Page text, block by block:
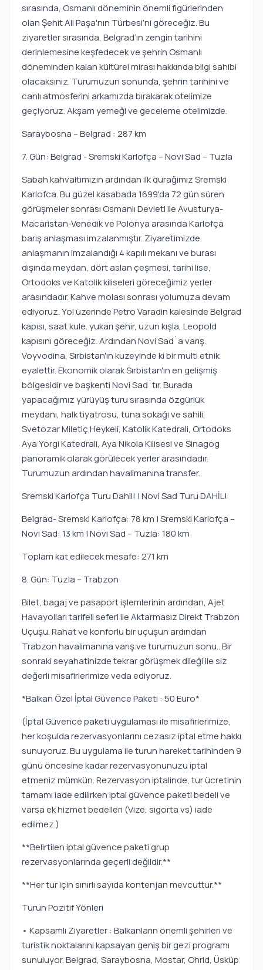
sırasında, Osmanlı döneminin önemli figürlerinden
olan Şehit Ali Paşa'nın Türbesi'ni göreceğiz. Bu
ziyaretler sırasında, Belgrad’ın zengin tarihini
derinlemesine keşfedecek ve şehrin Osmanlı
döneminden kalan kültürel mirası hakkında bilgi sahibi
olacaksınız. Turumuzun sonunda, şehrin tarihini ve
canlı atmosferini arkamızda bırakarak otelimize
geçiyoruz. Akşam yemeği ve geceleme otelimizde.
Saraybosna – Belgrad : 287 km
7. Gün: Belgrad - Sremski Karlofça – Novi Sad – Tuzla
Sabah kahvaltımızın ardından ilk durağımız Sremski
Karlofca. Bu güzel kasabada 1699'da 72 gün süren
görüşmeler sonrası Osmanlı Devleti ile Avusturya-
Macaristan-Venedik ve Polonya arasında Karlofça
barış anlaşması imzalanmıştır. Ziyaretimizde
anlaşmanın imzalandığı 4 kapılı mekanı ve burası
dışında meydan, dört aslan çeşmesi, tarihi lise,
Ortodoks ve Katolik kiliseleri göreceğimiz yerler
arasındadır. Kahve molası sonrası yolumuza devam
ediyoruz. Yol üzerinde Petro Varadin kalesinde Belgrad
kapısı, saat kule. yukarı şehir, uzun kışla, Leopold
kapısını göreceğiz. Ardından Novi Sad`a varış.
Voyvodina, Sırbistan'ın kuzeyinde ki bir multi etnik
eyalettir. Ekonomik olarak Sırbistan'ın en gelişmiş
bölgesidir ve başkenti Novi Sad`tır. Burada
yapacağımız yürüyüş turu sırasında özgürlük
meydanı, halk tiyatrosu, tuna sokağı ve sahili,
Svetozar Miletiç Heykeli, Katolik Katedrali, Ortodoks
Aya Yorgi Katedrali, Aya Nikola Kilisesi ve Sinagog
panoramik olarak görülecek yerler arasındadır.
Turumuzun ardından havalimanına transfer.
Sremski Karlofça Turu Dahil! | Novi Sad Turu DAHİL!
Belgrad- Sremski Karlofça: 78 km | Sremski Karlofça –
Novi Sad: 13 km | Novi Sad – Tuzla: 180 km
Toplam kat edilecek mesafe: 271 km
8. Gün: Tuzla – Trabzon
Bilet, bagaj ve pasaport işlemlerinin ardından, Ajet
Havayolları tarifeli seferi ile Aktarmasız Direkt Trabzon
Uçuşu. Rahat ve konforlu bir uçuşun ardından
Trabzon havalimanına varış ve turumuzun sonu.. Bir
sonraki seyahatinizde tekrar görüşmek dileği ile siz
değerli misafirlerimize veda ediyoruz.
*Balkan Özel İptal Güvence Paketi : 50 Euro*
(İptal Güvence paketi uygulaması ile misafirlerimize,
her koşulda rezervasyonlarını cezasız iptal etme hakkı
sunuyoruz. Bu uygulama ile turun hareket tarihinden 9
günü öncesine kadar rezervasyonunuzu iptal
etmeniz mümkün. Rezervasyon iptalinde, tur ücretinin
tamamı iade edilirken iptal güvence paketi bedeli ve
varsa ek hizmet bedelleri (Vize, sigorta vs) iade
edilmez.)
**Belirtilen iptal güvence paketi grup
rezervasyonlarında geçerli değildir.**
**Her tur için sınırlı sayıda kontenjan mevcuttur.**
Turun Pozitif Yönleri
• Kapsamlı Ziyaretler : Balkanların önemli şehirleri ve
turistik noktalarını kapsayan geniş bir gezi programı
sunuluyor. Belgrad, Saraybosna, Mostar, Ohrid, Üsküp